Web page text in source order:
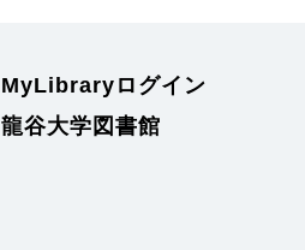
MyLibraryログイン
龍谷大学図書館